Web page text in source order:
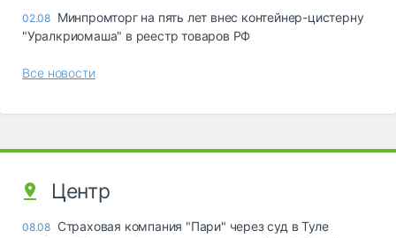
02.08 Минпромторг на пять лет внес контейнер-цистерну
"Уралкриомаша" в реестр товаров РФ
Все новости
Центр
08.08 Страховая компания "Пари" через суд в Туле